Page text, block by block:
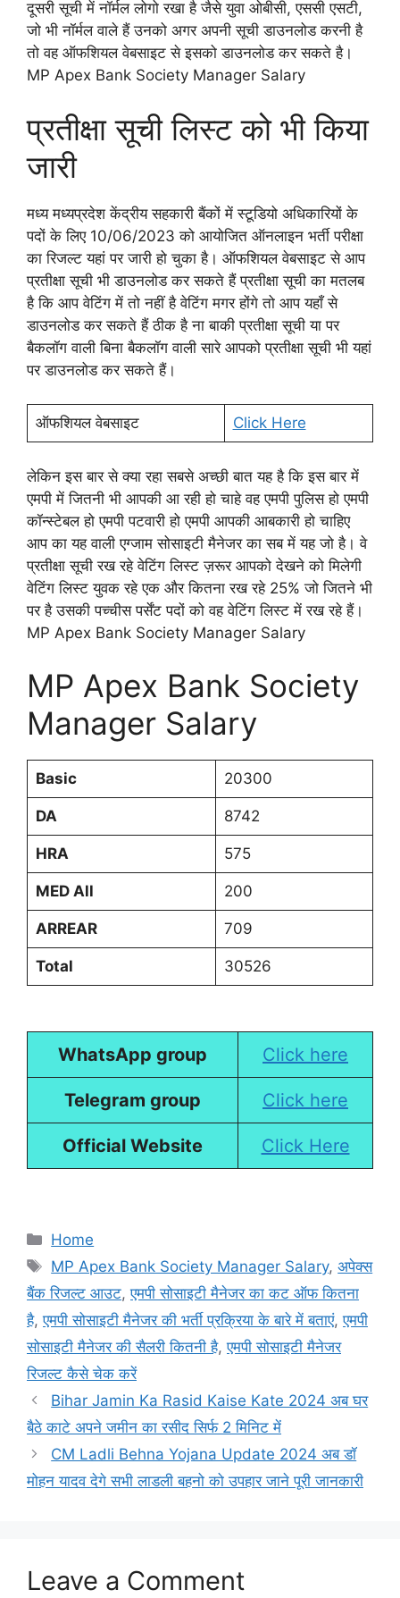
दूसरी सूची में नॉर्मल लोगो रखा है जैसे युवा ओबीसी, एससी एसटी,
जो भी नॉर्मल वाले हैं उनको अगर अपनी सूची डाउनलोड करनी है
तो वह ऑफशियल वेबसाइट से इसको डाउनलोड कर सकते है।
MP Apex Bank Society Manager Salary
प्रतीक्षा सूची लिस्ट को भी किया
जारी
मध्य मध्यप्रदेश केंद्रीय सहकारी बैंकों में स्टूडियो अधिकारियों के
पदों के लिए 10/06/2023 को आयोजित ऑनलाइन भर्ती परीक्षा
का रिजल्ट यहां पर जारी हो चुका है। ऑफशियल वेबसाइट से आप
प्रतीक्षा सूची भी डाउनलोड कर सकते हैं प्रतीक्षा सूची का मतलब
है कि आप वेटिंग में तो नहीं है वेटिंग मगर होंगे तो आप यहाँ से
डाउनलोड कर सकते हैं ठीक है ना बाकी प्रतीक्षा सूची या पर
बैकलॉग वाली बिना बैकलॉग वाली सारे आपको प्रतीक्षा सूची भी यहां
पर डाउनलोड कर सकते हैं।
ऑफशियल वेबसाइट Click Here
लेकिन इस बार से क्या रहा सबसे अच्छी बात यह है कि इस बार में
एमपी में जितनी भी आपकी आ रही हो चाहे वह एमपी पुलिस हो एमपी
कॉन्स्टेबल हो एमपी पटवारी हो एमपी आपकी आबकारी हो चाहिए
आप का यह वाली एग्जाम सोसाइटी मैनेजर का सब में यह जो है। वे
प्रतीक्षा सूची रख रहे वेटिंग लिस्ट ज़रूर आपको देखने को मिलेगी
वेटिंग लिस्ट युवक रहे एक और कितना रख रहे 25% जो जितने भी
पर है उसकी पच्चीस पर्सेंट पदों को वह वेटिंग लिस्ट में रख रहे हैं।
MP Apex Bank Society Manager Salary
MP Apex Bank Society
Manager Salary
Basic 20300
DA 8742
HRA 575
MED All 200
ARREAR 709
Total 30526
WhatsApp group Click here
Telegram group Click here
Official Website Click Here
Categories
Home
Tags
MP Apex Bank Society Manager Salary,अपेक्स
बैंक रिजल्ट आउट,एमपी सोसाइटी मैनेजर का कट ऑफ कितना
है,एमपी सोसाइटी मैनेजर की भर्ती प्रक्रिया के बारे में बताएं,एमपी
सोसाइटी मैनेजर की सैलरी कितनी है,एमपी सोसाइटी मैनेजर
रिजल्ट कैसे चेक करें
Bihar Jamin Ka Rasid Kaise Kate 2024 अब घर
बैठे काटे अपने जमीन का रसीद सिर्फ 2 मिनिट में
CM Ladli Behna Yojana Update 2024 अब डॉ
मोहन यादव देगे सभी लाडली बहनो को उपहार जाने पूरी जानकारी
Leave a Comment